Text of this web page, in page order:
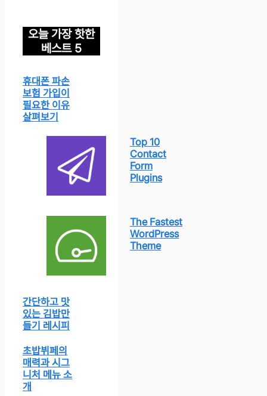
오늘 가장 핫한
베스트 5
휴대폰 파손
보험 가입이
필요한 이유
살펴보기
Top 10
Contact
Form
Plugins
The Fastest
WordPress
Theme
간단하고 맛
있는 김밥만
들기 레시피
초밥뷔페의
매력과 시그
니처 메뉴 소
개